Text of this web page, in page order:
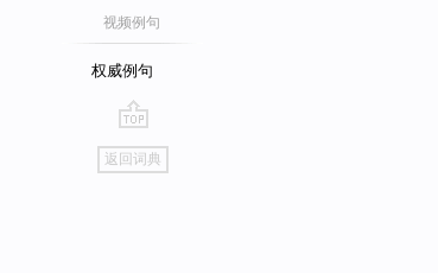
视频例句
权威例句
go
top
返回词典